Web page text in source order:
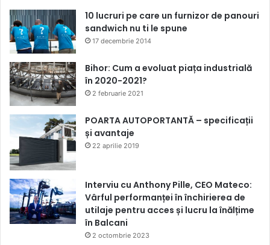
10 lucruri pe care un furnizor de panouri
sandwich nu ti le spune
17 decembrie 2014
Bihor: Cum a evoluat piața industrială
în 2020-2021?
2 februarie 2021
POARTA AUTOPORTANTĂ – specificații
și avantaje
22 aprilie 2019
Interviu cu Anthony Pille, CEO Mateco:
Vârful performanței în închirierea de
utilaje pentru acces și lucru la înălțime
în Balcani
2 octombrie 2023